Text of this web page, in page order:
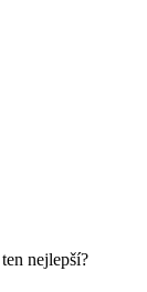
nejlepší?